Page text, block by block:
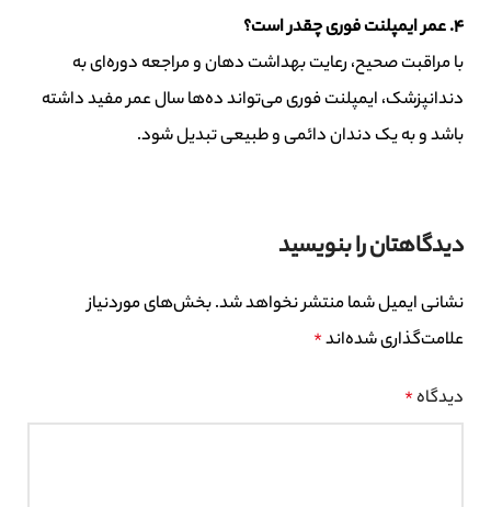
۴.عمر ایمپلنت فوری چقدر است؟
با مراقبت صحیح، رعایت بهداشت دهان و مراجعه دوره‌ای به
دندانپزشک، ایمپلنت فوری می‌تواند ده‌ها سال عمر مفید داشته
باشد و به یک دندان دائمی و طبیعی تبدیل شود.
دیدگاهتان را بنویسید
نشانی ایمیل شما منتشر نخواهد شد.بخش‌های موردنیاز
علامت‌گذاری شده‌اند*
دیدگاه*